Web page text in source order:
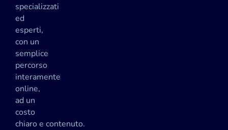
specializzati
ed
esperti,
con un
semplice
percorso
interamente
online,
ad un
costo
chiaro e contenuto.